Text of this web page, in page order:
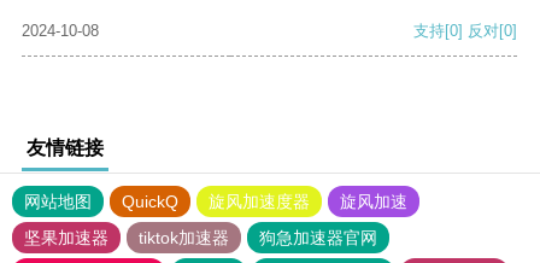
2024-10-08 支持[0] 反对[0]
友情链接
网站地图 QuickQ 旋风加速度器
旋风加速
坚果加速器
tiktok加速器
狗急加速器官网